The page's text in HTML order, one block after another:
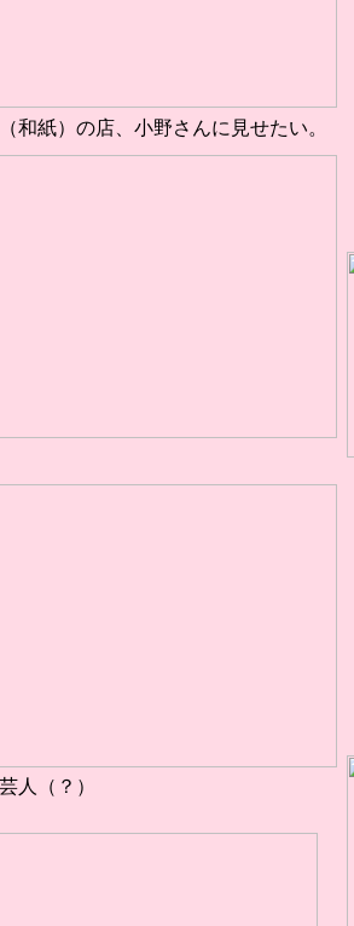
和紙）の店、小野さんに見せたい。
人（？）